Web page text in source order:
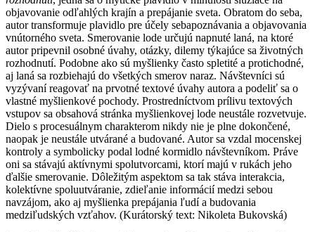
objavovanie odľahlých krajín a prepájanie sveta. Obratom do seba,
autor transformuje plavidlo pre účely sebapoznávania a objavovania
vnútorného sveta. Smerovanie lode určujú napnuté laná, na ktoré
autor pripevnil osobné úvahy, otázky, dilemy týkajúce sa životných
rozhodnutí. Podobne ako sú myšlienky často spletité a protichodné,
aj laná sa rozbiehajú do všetkých smerov naraz. Návštevníci sú
vyzývaní reagovať na prvotné textové úvahy autora a podeliť sa o
vlastné myšlienkové pochody. Prostredníctvom prílivu textových
vstupov sa obsahová stránka myšlienkovej lode neustále rozvetvuje.
Dielo s procesuálnym charakterom nikdy nie je plne dokončené,
naopak je neustále utvárané a budované. Autor sa vzdal mocenskej
kontroly a symbolicky podal lodné kormidlo návštevníkom. Práve
oni sa stávajú aktívnymi spolutvorcami, ktorí majú v rukách jeho
ďalšie smerovanie. Dôležitým aspektom sa tak stáva interakcia,
kolektívne spoluutváranie, zdieľanie informácií medzi sebou
navzájom, ako aj myšlienka prepájania ľudí a budovania
medziľudských vzťahov. (Kurátorský text: Nikoleta Bukovská)